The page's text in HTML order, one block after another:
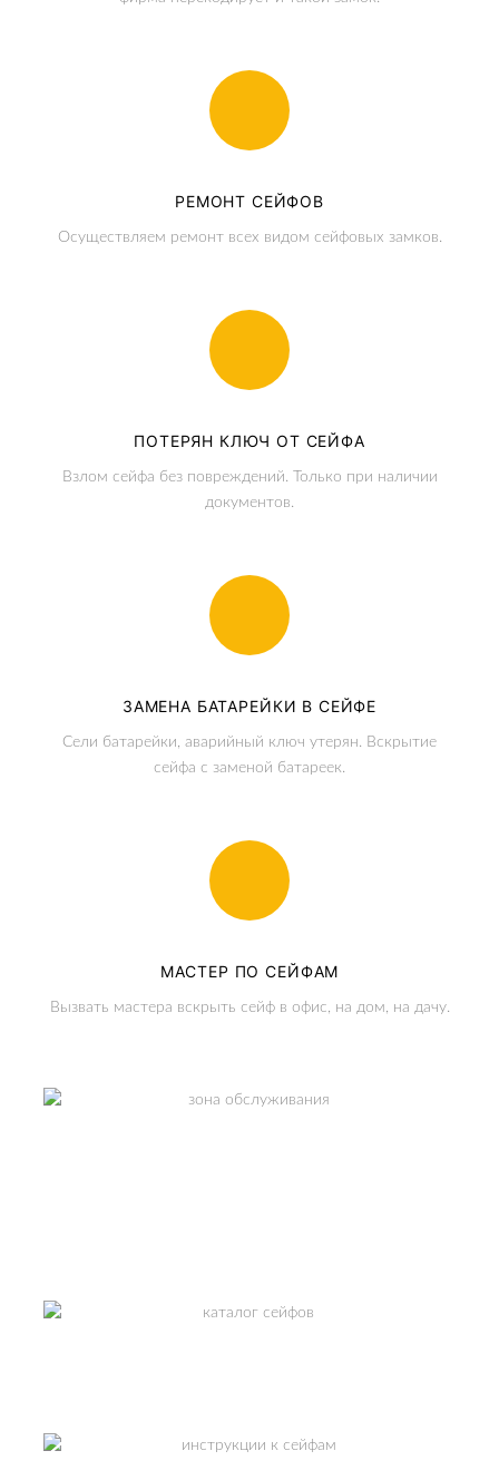
РЕМОНТ СЕЙФОВ
Осуществляем ремонт всех видом сейфовых замков.
ПОТЕРЯН КЛЮЧ ОТ СЕЙФА
Взлом сейфа без повреждений. Только при наличии
документов.
ЗАМЕНА БАТАРЕЙКИ В СЕЙФЕ
Сели батарейки, аварийный ключ утерян. Вскрытие
сейфа с заменой батареек.
МАСТЕР ПО СЕЙФАМ
Вызвать мастера вскрыть сейф в офис, на дом, на дачу.